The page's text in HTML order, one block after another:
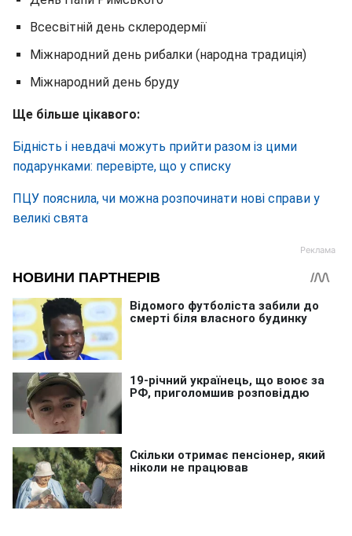
Всесвітній день склеродермії
Міжнародний день рибалки (народна традиція)
Міжнародний день бруду
Ще більше цікавого:
Бідність і невдачі можуть прийти разом із цими
подарунками: перевірте, що у списку
ПЦУ пояснила, чи можна розпочинати нові справи у
великі свята